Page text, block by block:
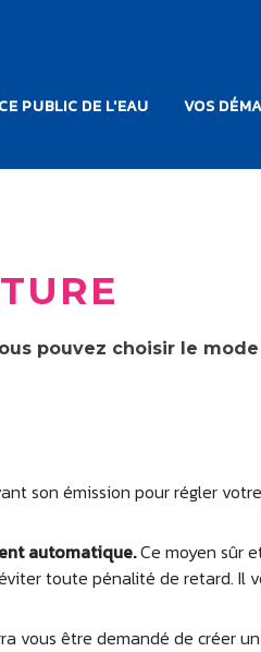
PUBLIC DE L'EAU VOS
pouvez choisir le
son émission pour régler
automatique.Ce moyen sûr
toute pénalité de retard. Il
vous être demandé de créer